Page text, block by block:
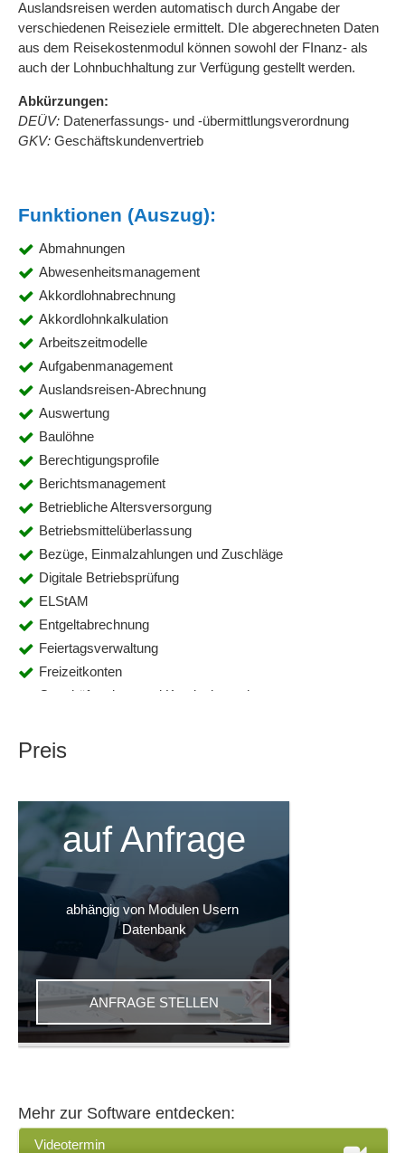
Auslandsreisen werden automatisch durch Angabe der
verschiedenen Reiseziele ermittelt. DIe abgerechneten Daten
aus dem Reisekostenmodul können sowohl der FInanz- als
auch der Lohnbuchhaltung zur Verfügung gestellt werden.
Abkürzungen:
DEÜV: Datenerfassungs- und -übermittlungsverordnung
GKV: Geschäftskundenvertrieb
Funktionen (Auszug):
Abmahnungen
Abwesenheitsmanagement
Akkordlohnabrechnung
Akkordlohnkalkulation
Arbeitszeitmodelle
Aufgabenmanagement
Auslandsreisen-Abrechnung
Auswertung
Baulöhne
Berechtigungsprofile
Berichtsmanagement
Betriebliche Altersversorgung
Betriebsmittelüberlassung
Bezüge, Einmalzahlungen und Zuschläge
Digitale Betriebsprüfung
ELStAM
Entgeltabrechnung
Feiertagsverwaltung
Freizeitkonten
Geschäftsreisen und Kundenbesuche
Honorarabrechnung
Krankenkassen-Beitragssatzdatei
Löhne und Gehälter
Lohnscheinerstellung
Lohnsteuerjahresausgleich
Pausenzeiten erfassen
Reise- u. Streckenplanung
Reise- und Fahrtvorlagen
Reiseantragswesen
Reisekosten
Reisekostenabrechnung
Reisekostenerfassung
Reisekostenvorschuss
Sozialversicherungsmeldungen
Preis
auf Anfrage
abhängig von Modulen Usern
Datenbank
ANFRAGE STELLEN
Mehr zur Software entdecken:
Videotermin